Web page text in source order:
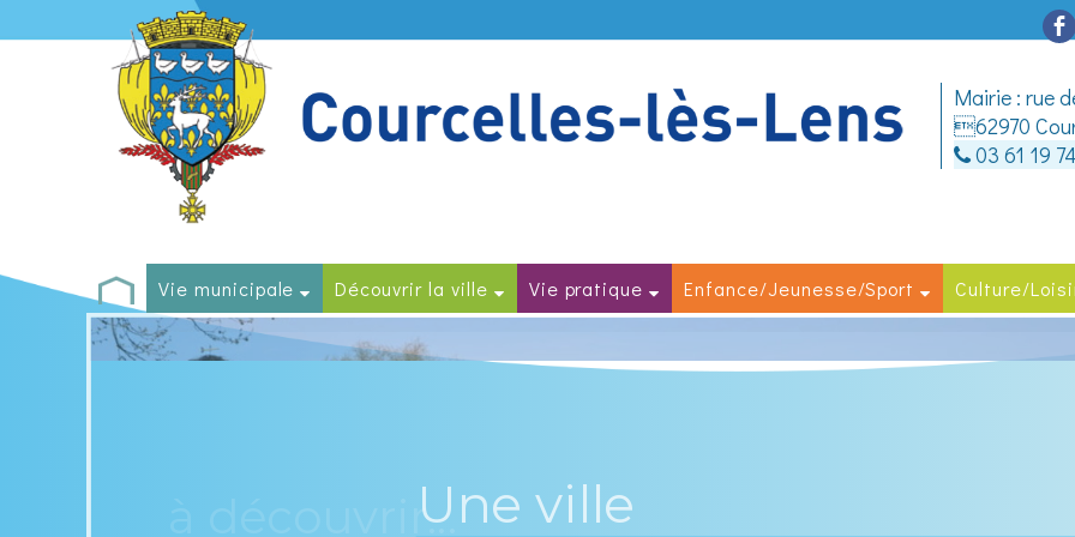
Mairie : rue
62970
03 61 19
Vie municipale Découvrir la ville Vie pratique Enfance/Jeunesse/Sport Culture/
à découvrir...